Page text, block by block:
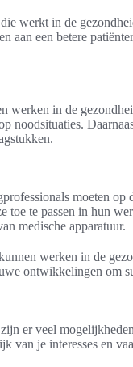
werkt in de
aan een betere
werken in de
noodsituaties.
moeten op
toe te passen in hun
medische apparatuur.
werken in de
ontwikkelingen om
er veel
van je interesses en